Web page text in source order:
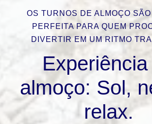
OS TURNOS DE ALMOÇO
PERFEITA PARA QUEM
DIVERTIR EM UM RITMO
almoço: Sol,
relax.